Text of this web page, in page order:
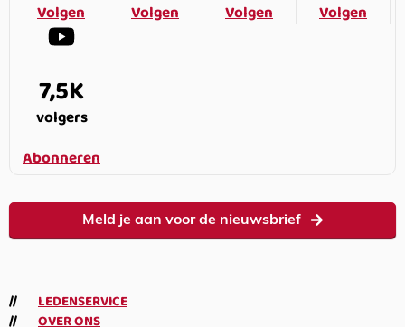
Volgen
Volgen
Volgen
Volgen
7,5K
volgers
Abonneren
Meld je aan voor de nieuwsbrief
LEDENSERVICE
OVER ONS